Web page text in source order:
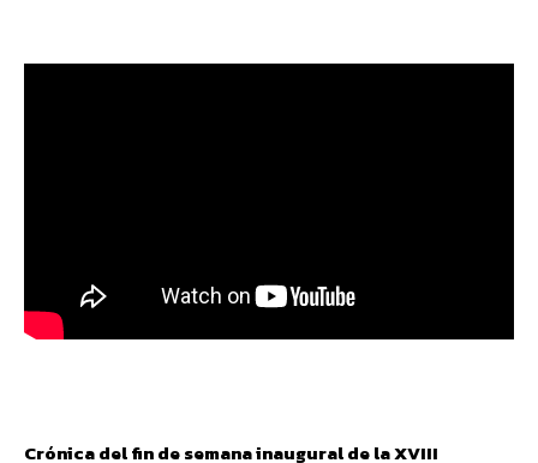
Crónica del fin de semana inaugural de la XVIII